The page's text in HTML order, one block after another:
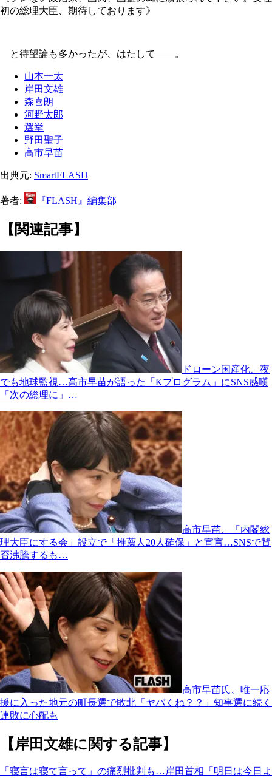
初の総理大臣、期待しております》
と待望論も多かったが、はたして――。
山本一太
岸田文雄
森喜朗
河野太郎
選挙
野田聖子
高市早苗
出典元: SmartFLASH
著者: 『FLASH』編集部
【関連記事】
ドローン国産化、夜
でも地球監視…高市早苗が語った「Kプログラム」にSNS感嘆
「次の総理に」…
高市早苗、「内閣総
理大臣にする会」設立で「推薦人20人確保」と宣言…SNSで賛
否沸騰するも…
高市早苗氏、唯一応
援に入った地元の町長選で敗北「ヤバくね？？」知事選に続く
連敗に心配も
【岸田文雄に関する記事】
「寝言は寝て言って」の痛烈批判も…岸田首相「明日は今日よ